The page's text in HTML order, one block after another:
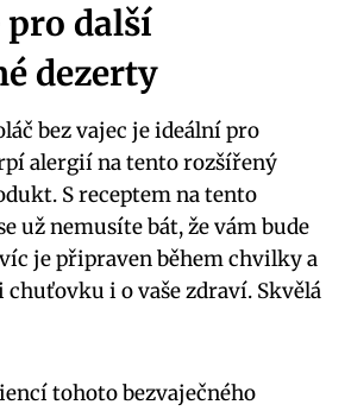
další
dezerty
bez vajec je ideální pro
alergií na tento rozšířený
S receptem na tento
už nemusíte bát, že vám bude
je připraven během chvilky a
chuťovku i o vaše zdraví. Skvělá
tohoto bezvaječného